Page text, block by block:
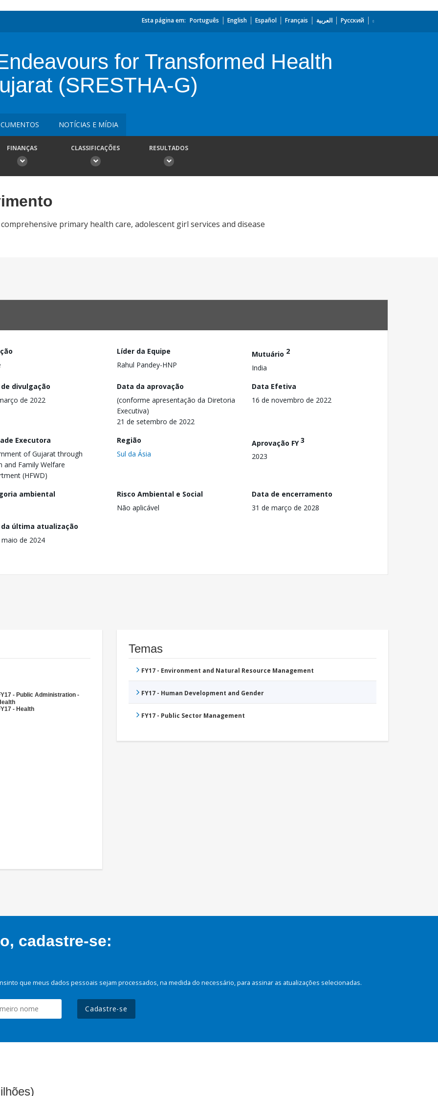
Esta página em: Português English Español Français العربية Русский
for Transformed Health
(SRESTHA-G)
NOTÍCIAS E MÍDIA
FINANÇAS CLASSIFICAÇÕES RESULTADOS
primary health care, adolescent girl services and disease
Líder da Equipe
Rahul Pandey-HNP
Mutuário 2
India
divulgação
de 2022
Data da aprovação
(conforme apresentação da Diretoria
Executiva)
21 de setembro de 2022
Data Efetiva
16 de novembro de 2022
Executora
of Gujarat through
and Family Welfare
(HFWD)
Região
Sul da Ásia
Aprovação FY3
2023
ambiental
Risco Ambiental e Social
Não aplicável
Data de encerramento
31 de março de 2028
última atualização
de 2024
- Public Administration -
- Health
Temas
FY17 - Environment and Natural Resource Management
FY17 - Human Development and Gender
FY17 - Public Sector Management
cadastre-se:
que meus dados pessoais sejam processados, na medida do necessário, para assinar as atualizações selecionadas.
Cadastre-se